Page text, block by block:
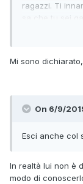
ragazzi. Ti
sa che tu sei
volte, non
Mi sono
On 6/9/
Esci anche col
In realtà lui non è
modo di